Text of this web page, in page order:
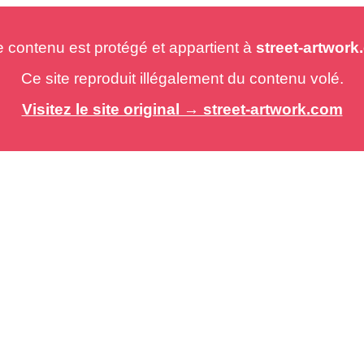
est protégé et appartient à street-
Ce site reproduit illégalement du contenu volé.
Visitez le site original → street-artwork.com